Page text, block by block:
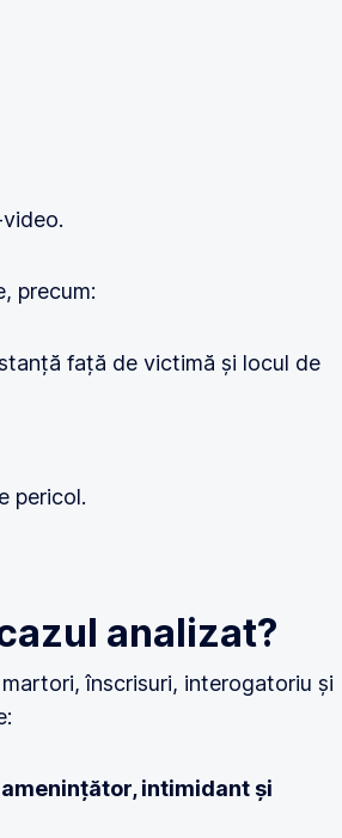
precum:
față de victimă și locul de
pericol.
analizat?
înscrisuri, interogatoriu și
intimidant și